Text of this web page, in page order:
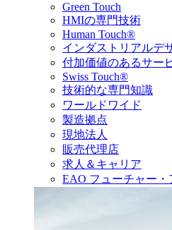
Green Touch
HMIの専門技術
Human Touch®
インダストリアルデ
付加価値のあるサー
Swiss Touch®
技術的な専門知識
ワールドワイド
製造拠点
現地法人
販売代理店
求人＆キャリア
EAO フューチャー・